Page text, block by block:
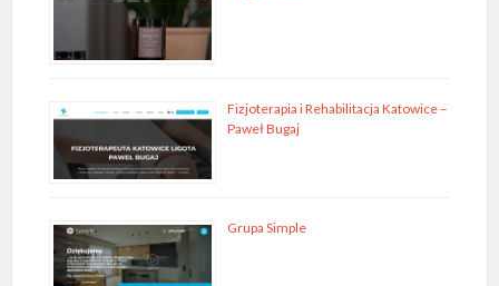
Fizjoterapia i Rehabilitacja Katowice –
Paweł Bugaj
Grupa Simple